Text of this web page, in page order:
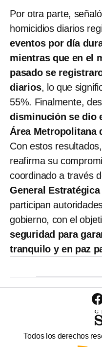
Por otra parte,
homicidios diarios
eventos por día
mientras que en el
pasado se
diarios, lo que
55%. Finalmente,
disminución se dio
Área Metropolitana
Con estos
reafirma su
coordinado a través
General Estratégica
participan
gobierno, con el
seguridad para
tranquilo y en paz
Todos los derechos